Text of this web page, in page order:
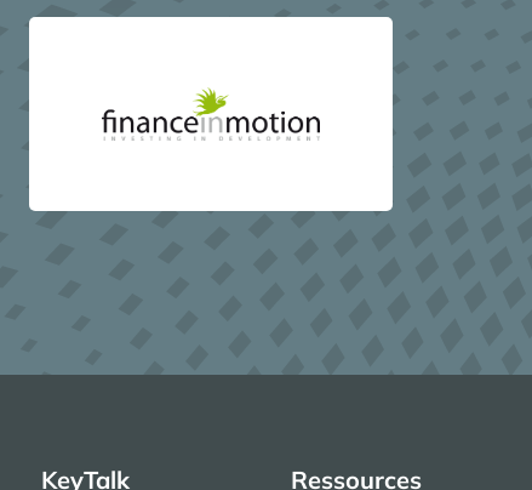
KeyTalk Ressources